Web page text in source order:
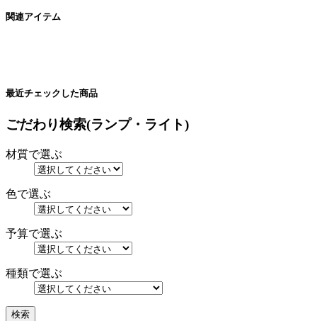
関連アイテム
最近チェックした商品
ごだわり検索(ランプ・ライト)
材質で選ぶ
色で選ぶ
予算で選ぶ
種類で選ぶ